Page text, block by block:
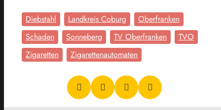
Diebstahl Landkreis Coburg
Oberfranken
Schaden
Sonneberg TV Oberfranken
TVO
Zigaretten
Zigarettenautomaten